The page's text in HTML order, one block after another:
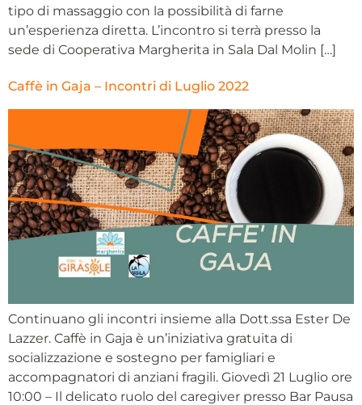
tipo di massaggio con la possibilità di farne
un’esperienza diretta. L’incontro si terrà presso la
sede di Cooperativa Margherita in Sala Dal Molin […]
Caffè in Gaja – Incontri di Luglio 2022
Continuano gli incontri insieme alla Dott.ssa Ester De
Lazzer. Caffè in Gaja è un’iniziativa gratuita di
socializzazione e sostegno per famigliari e
accompagnatori di anziani fragili. Giovedì 21 Luglio ore
10:00 – Il delicato ruolo del caregiver presso Bar Pausa